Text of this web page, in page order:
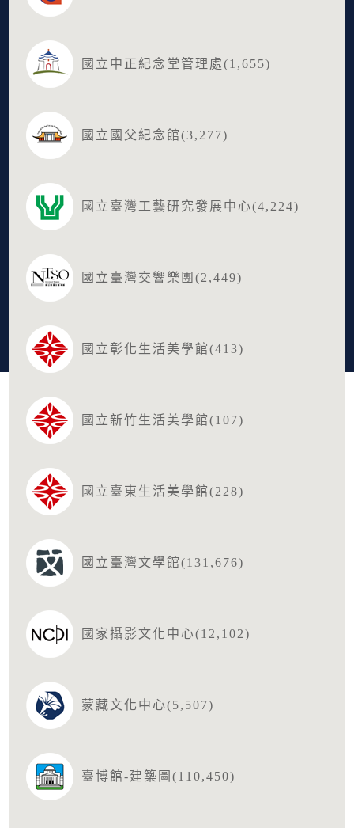
國立中正紀念堂管理處(1,655)
國立國父紀念館(3,277)
國立臺灣工藝研究發展中心(4,224)
國立臺灣交響樂團(2,449)
國立彰化生活美學館(413)
國立新竹生活美學館(107)
國立臺東生活美學館(228)
國立臺灣文學館(131,676)
國家攝影文化中心(12,102)
蒙藏文化中心(5,507)
臺博館-建築圖(110,450)